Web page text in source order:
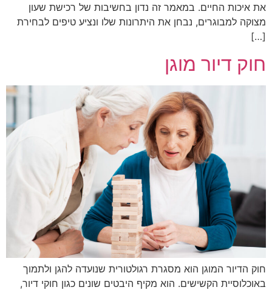
את איכות החיים. במאמר זה נדון בחשיבות של רכישת שעון
מצוקה למבוגרים, נבחן את היתרונות שלו ונציע טיפים לבחירת
[…]
חוק דיור מוגן
חוק הדיור המוגן הוא מסגרת רגולטורית שנועדה להגן ולתמוך
באוכלוסיית הקשישים. הוא מקיף היבטים שונים כגון חוקי דיור,